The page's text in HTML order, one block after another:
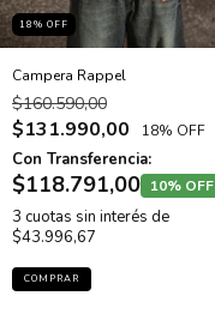
18% OFF
Campera Rappel
$160.590,00
$131.990,00 18% OFF
Con Transferencia:
$118.791,00 10% OFF
3 cuotas sin interés de
$43.996,67
COMPRAR